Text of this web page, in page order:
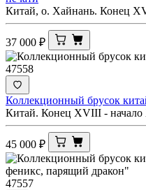
Китай, о. Хайнань. Конец
37 000 ₽
47558
Коллекционный брусок
Китай. Конец XVIII - начало
45 000 ₽
47557